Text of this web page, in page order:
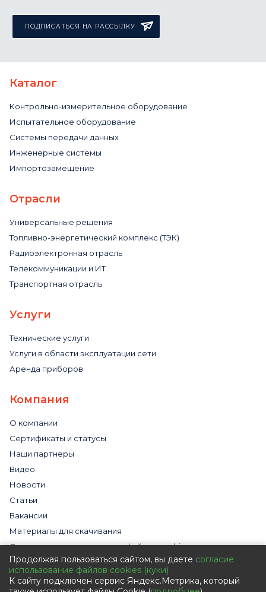
ПОДПИСАТЬСЯ НА РАССЫЛКУ
Каталог
Контрольно-измерительное оборудование
Испытательное оборудование
Системы передачи данных
Инженерные системы
Импортозамещение
Отрасли
Универсальные решения
Топливно-энергетический комплекс (ТЭК)
Радиоэлектронная отрасль
Телекоммуникации и ИТ
Транспортная отрасль
Услуги
Технические услуги
Услуги в области эксплуатации сети
Аренда приборов
Компания
О компании
Сертификаты и статусы
Наши партнеры
Видео
Новости
Статьи
Вакансии
Материалы для скачивания
Cогласие на использование файлов cookies
Обработка персональных данных с помощью сервиса
«Яндекс.Метрика»
Политика в отношении обработки персональных данных
Продолжая пользоваться сайтом, вы даете согласие
использование файлов cookies (куки)
К сайту подключен сервис Яндекс.Метрика, который